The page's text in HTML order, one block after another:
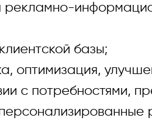
базы;
с потребностями,